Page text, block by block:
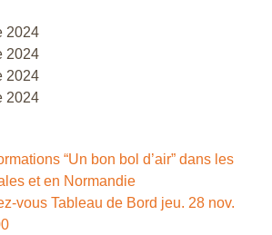
2024
2024
2024
2024
“Un bon bol d’air” dans les
et en Normandie
vous Tableau de Bord jeu. 28 nov.